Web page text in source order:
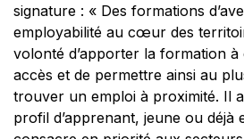
signature : « Des formations
employabilité au cœur des
volonté d’apporter la formation à
accès et de permettre ainsi au
trouver un emploi à proximité. Il
profil d’apprenant, jeune ou déjà